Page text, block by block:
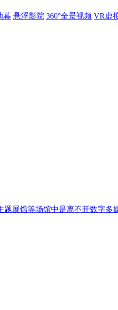
幕 悬浮影院 360°全景视频 VR虚
展馆等场馆中是离不开数字